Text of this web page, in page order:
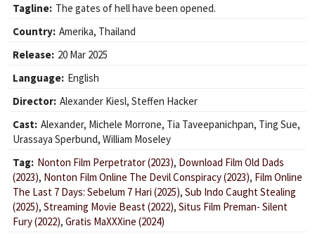
Tagline: The gates of hell have been opened.
Country: Amerika, Thailand
Release: 20 Mar 2025
Language: English
Director: Alexander Kiesl, Steffen Hacker
Cast: Alexander, Michele Morrone, Tia Taveepanichpan, Ting Sue,
Urassaya Sperbund, William Moseley
Tag: Nonton Film Perpetrator (2023), Download Film Old Dads
(2023), Nonton Film Online The Devil Conspiracy (2023), Film Online
The Last 7 Days: Sebelum 7 Hari (2025), Sub Indo Caught Stealing
(2025), Streaming Movie Beast (2022), Situs Film Preman- Silent
Fury (2022), Gratis MaXXXine (2024)